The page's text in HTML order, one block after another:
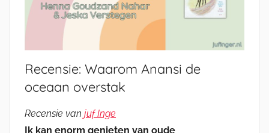
Recensie: Waarom Anansi de
oceaan overstak
Recensie van juf Inge
Ik kan enorm genieten van oude